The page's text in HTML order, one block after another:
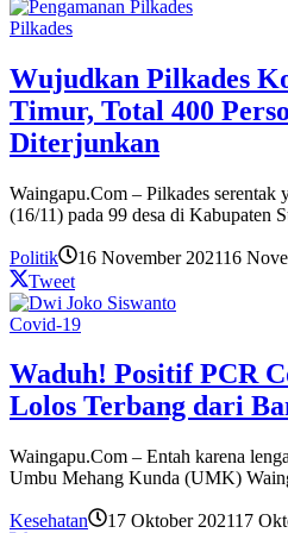
Pilkades
Wujudkan Pilkades
Timur, Total 400
Diterjunkan
Waingapu.Com – Pilkades serentak
(16/11) pada 99 desa di Kabupaten
Politik 16 November 202116
Tweet
Covid-19
Waduh! Positif PCR
Lolos Terbang dari
Waingapu.Com – Entah karena
Umbu Mehang Kunda (UMK)
Kesehatan 17 Oktober 202117